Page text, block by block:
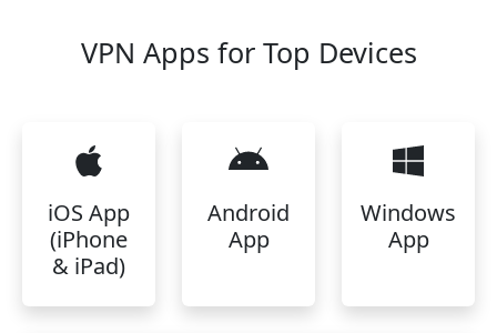
VPN Apps for Top Devices
iOS App
(iPhone
& iPad)
Android
App
Windows
App